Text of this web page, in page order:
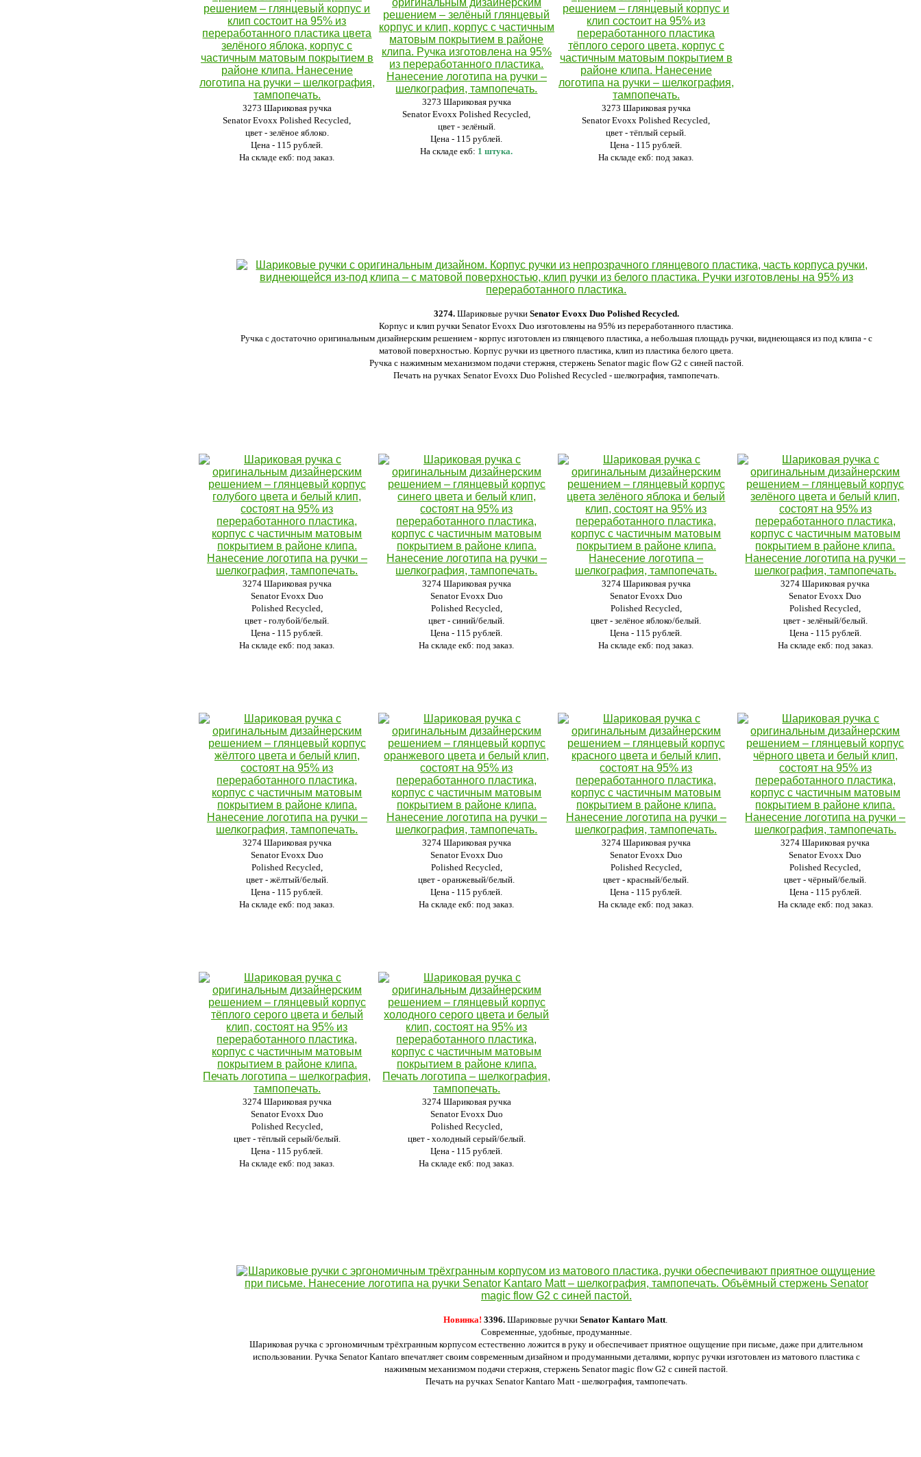
3273 Шариковая ручка
Senator Evoxx Polished Recycled,
цвет - зелёное яблоко.
Цена - 115 рублей.
На складе екб: под заказ.
3273 Шариковая ручка
Senator Evoxx Polished Recycled,
цвет - зелёный.
Цена - 115 рублей.
На складе екб: 1 штука.
3273 Шариковая ручка
Senator Evoxx Polished Recycled,
цвет - тёплый серый.
Цена - 115 рублей.
На складе екб: под заказ.
3274. Шариковые ручки Senator Evoxx Duo Polished Recycled.
Корпус и клип ручки Senator Evoxx Duo изготовлены на 95% из переработанного пластика.
Ручка с достаточно оригинальным дизайнерским решением - корпус изготовлен из глянцевого пластика, а небольшая площадь ручки, виднеющаяся из под клипа - с
матовой поверхностью. Корпус ручки из цветного пластика, клип из пластика белого цвета.
Ручка с нажимным механизмом подачи стержня, стержень Senator magic flow G2 с синей пастой.
Печать на ручках Senator Evoxx Duo Polished Recycled - шелкография, тампопечать.
3274 Шариковая ручка
Senator Evoxx Duo
Polished Recycled,
цвет - голубой/белый.
Цена - 115 рублей.
На складе екб: под заказ.
3274 Шариковая ручка
Senator Evoxx Duo
Polished Recycled,
цвет - синий/белый.
Цена - 115 рублей.
На складе екб: под заказ.
3274 Шариковая ручка
Senator Evoxx Duo
Polished Recycled,
цвет - зелёное яблоко/белый.
Цена - 115 рублей.
На складе екб: под заказ.
3274 Шариковая ручка
Senator Evoxx Duo
Polished Recycled,
цвет - зелёный/белый.
Цена - 115 рублей.
На складе екб: под заказ.
3274 Шариковая ручка
Senator Evoxx Duo
Polished Recycled,
цвет - жёлтый/белый.
Цена - 115 рублей.
На складе екб: под заказ.
3274 Шариковая ручка
Senator Evoxx Duo
Polished Recycled,
цвет - оранжевый/белый.
Цена - 115 рублей.
На складе екб: под заказ.
3274 Шариковая ручка
Senator Evoxx Duo
Polished Recycled,
цвет - красный/белый.
Цена - 115 рублей.
На складе екб: под заказ.
3274 Шариковая ручка
Senator Evoxx Duo
Polished Recycled,
цвет - чёрный/белый.
Цена - 115 рублей.
На складе екб: под заказ.
3274 Шариковая ручка
Senator Evoxx Duo
Polished Recycled,
цвет - тёплый серый/белый.
Цена - 115 рублей.
На складе екб: под заказ.
3274 Шариковая ручка
Senator Evoxx Duo
Polished Recycled,
цвет - холодный серый/белый.
Цена - 115 рублей.
На складе екб: под заказ.
Новинка! 3396. Шариковые ручки Senator Kantaro Matt.
Современные, удобные, продуманные.
Шариковая ручка с эргономичным трёхгранным корпусом естественно ложится в руку и обеспечивает приятное ощущение при письме, даже при длительном
использовании. Ручка Senator Kantaro впечатляет своим современным дизайном и продуманными деталями, корпус ручки изготовлен из матового пластика с
нажимным механизмом подачи стержня, стержень Senator magic flow G2 с синей пастой.
Печать на ручках Senator Kantaro Matt - шелкография, тампопечать.